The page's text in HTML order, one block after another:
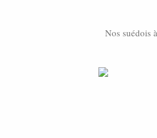
Nos suédois